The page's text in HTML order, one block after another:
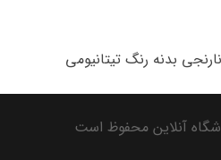
بدنه رنگ تیتانیومی
آنلاین محفوظ است